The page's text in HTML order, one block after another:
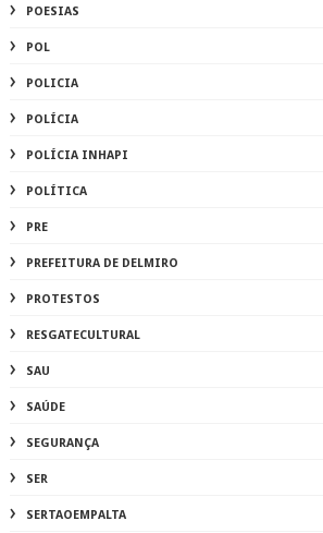
POESIAS
POL
POLICIA
POLÍCIA
POLÍCIA INHAPI
POLÍTICA
PRE
PREFEITURA DE DELMIRO
PROTESTOS
RESGATECULTURAL
SAU
SAÚDE
SEGURANÇA
SER
SERTAOEMPALTA